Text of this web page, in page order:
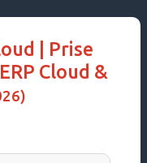
| Prise
Cloud &